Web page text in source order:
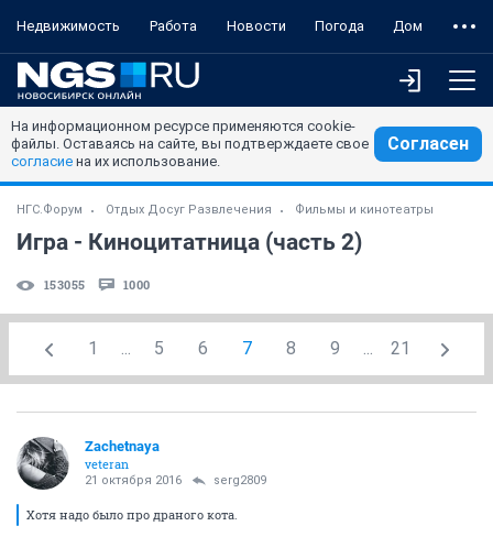
Недвижимость Работа Новости Погода Дом
На информационном ресурсе применяются cookie-
файлы. Оставаясь на сайте, вы подтверждаете свое
согласие на их использование.
Согласен
НГС.Форум Отдых Досуг Развлечения Фильмы и кинотеатры
Игра - Киноцитатница (часть 2)
153055 1000
1 ... 5 6 7 8 9 ... 21
Zachetnaya
veteran
21 октября 2016 serg2809
Хотя надо было про драного кота.